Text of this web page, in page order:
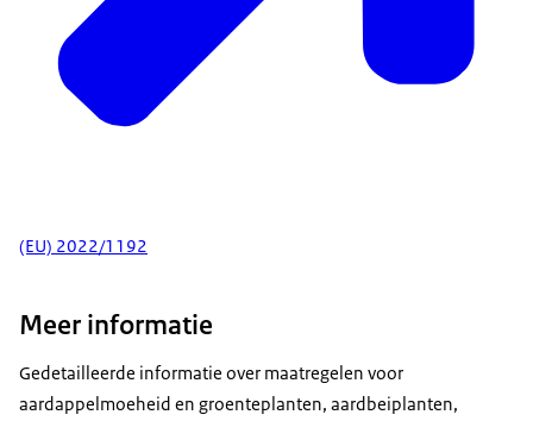
(EU) 2022/1192
Meer informatie
Gedetailleerde informatie over maatregelen voor
aardappelmoeheid en groenteplanten, aardbeiplanten,